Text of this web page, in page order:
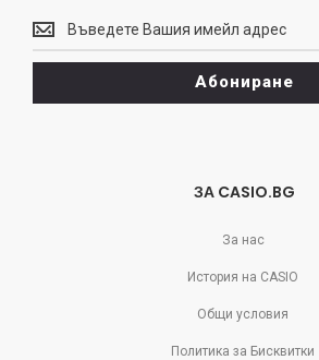
Винаги
може
да
отпишете!
Абониране
ЗА CASIO.BG
За нас
История на CASIO
Общи условия
Политика за Бисквитки